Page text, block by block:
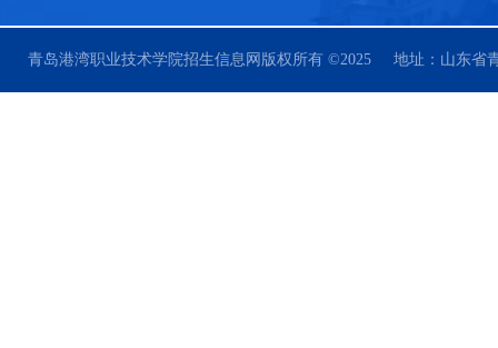
青岛港湾职业技术学院招生信息网版权所有 ©2025 地址：山东